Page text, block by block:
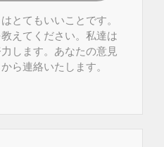
とてもいいことです。
えてください。私達は
します。あなたの意見
ら連絡いたします。